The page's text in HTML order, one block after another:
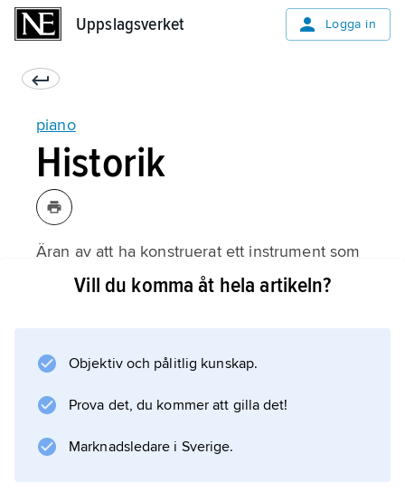
Uppslagsverket Logga in
piano
Historik
Äran av att ha konstruerat ett instrument som
förenade cembalons tonstyrka med
gravicembalo col piano e forte
troligen stod färdigt år 1700. De tre bevarade
han utvecklat lösningar på nästan alla av
Vill du komma åt hela artikeln?
Objektiv och pålitlig kunskap.
Prova det, du kommer att gilla det!
Marknadsledare i Sverige.